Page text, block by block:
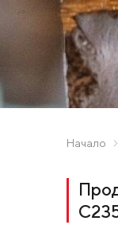
Начало